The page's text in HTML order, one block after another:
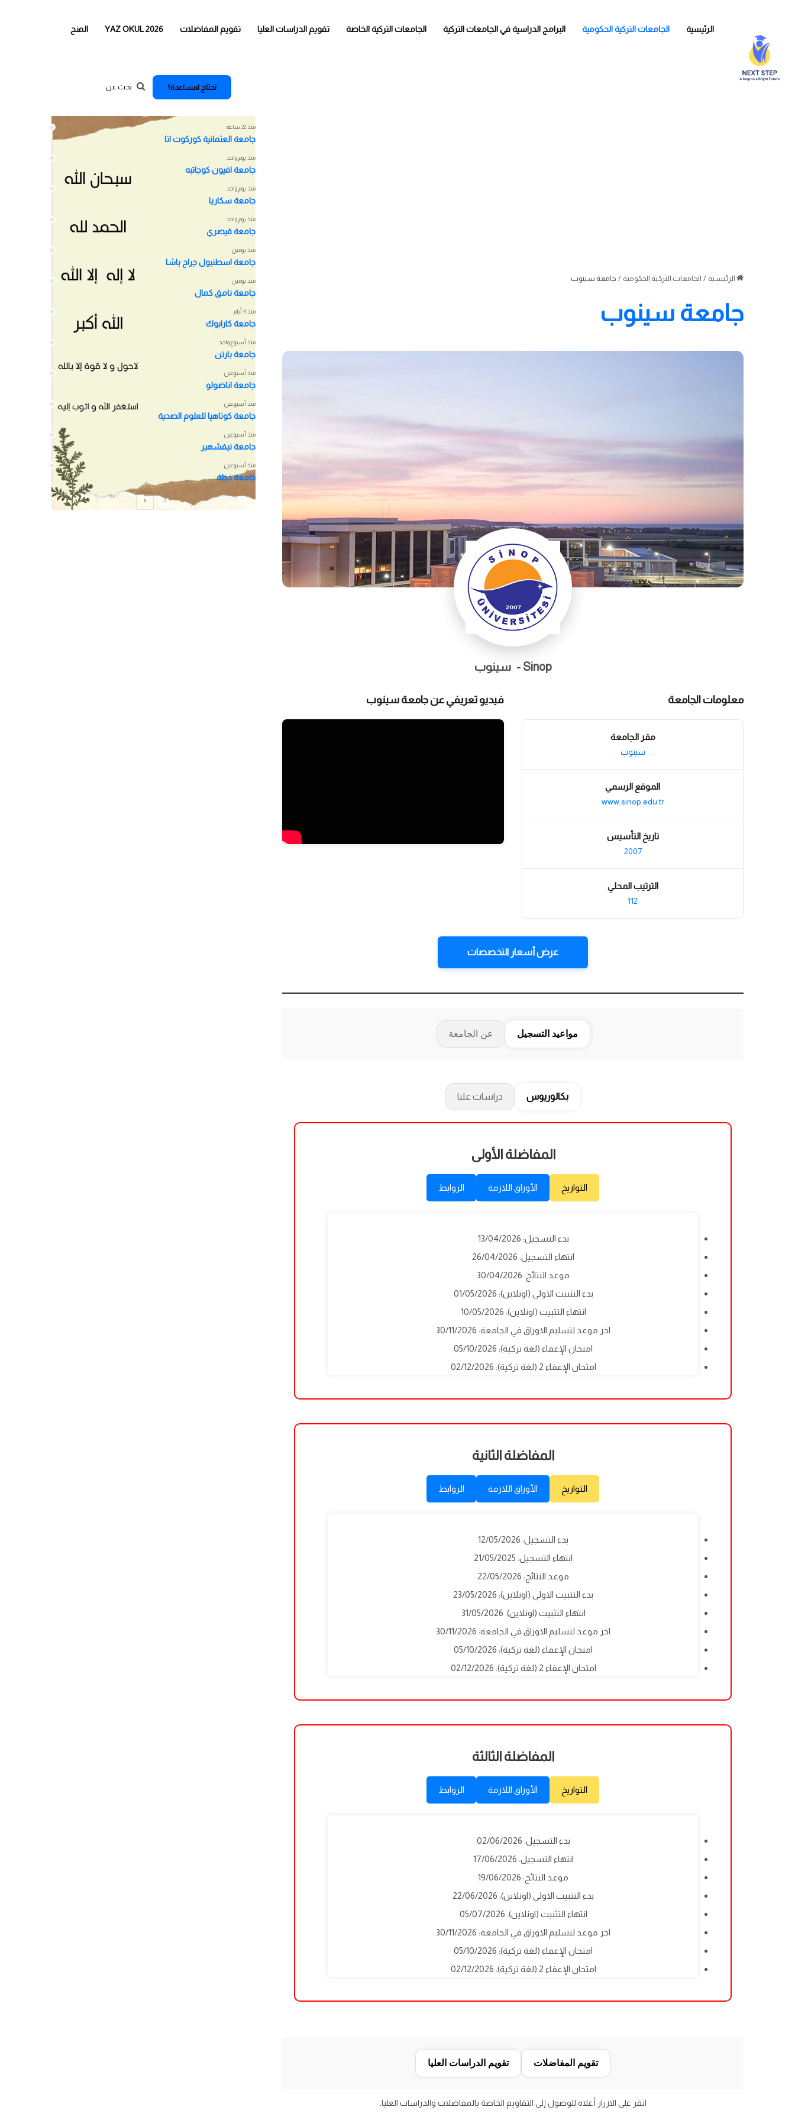
الرئيسية الجامعات التركية الحكومية البرامج الدراسية في الجامعات التركية الجامعات التركية الخاصة تقويم الدراسات العليا تقويم المفاضلات YAZ OKUL 2026 المنح
تحتاج لمساعدة؟
الرئيسية / الجامعات التركية الحكومية / جامعة سينوب
جامعة سينوب
Sinop - سينوب
معلومات الجامعة
مقر الجامعة
سينوب
الموقع الرسمي
www.sinop.edu.tr
تاريخ التأسيس
2007
الترتيب المحلي
112
فيديو تعريفي عن جامعة سينوب
عرض أسعار التخصصات
مواعيد التسجيل عن الجامعة
بكالوريوس دراسات عليا
المفاضلة الأولى
التواريخ الأوراق اللازمة الروابط
بدء التسجيل: 13/04/2026
انتهاء التسجيل: 26/04/2026
موعد النتائج: 30/04/2026
بدء التثبيت الاولي (اونلاين): 01/05/2026
انتهاء التثبيت (اونلاين): 10/05/2026
اخر موعد لتسليم الاوراق في الجامعة: 30/11/2026
امتحان الإعفاء (لغة تركية): 05/10/2026
امتحان الإعفاء 2 (لغة تركية): 02/12/2026
المفاضلة الثانية
التواريخ الأوراق اللازمة الروابط
بدء التسجيل: 12/05/2026
انتهاء التسجيل: 21/05/2025
موعد النتائج: 22/05/2026
بدء التثبيت الاولي (اونلاين): 23/05/2026
انتهاء التثبيت (اونلاين): 31/05/2026
اخر موعد لتسليم الاوراق في الجامعة: 30/11/2026
امتحان الإعفاء (لغة تركية): 05/10/2026
امتحان الإعفاء 2 (لغة تركية): 02/12/2026
المفاضلة الثالثة
التواريخ الأوراق اللازمة الروابط
بدء التسجيل: 02/06/2026
انتهاء التسجيل: 17/06/2026
موعد النتائج: 19/06/2026
بدء التثبيت الاولي (اونلاين): 22/06/2026
انتهاء التثبيت (اونلاين): 05/07/2026
اخر موعد لتسليم الاوراق في الجامعة: 30/11/2026
امتحان الإعفاء (لغة تركية): 05/10/2026
امتحان الإعفاء 2 (لغة تركية): 02/12/2026
تقويم المفاضلات تقويم الدراسات العليا
انقر على الازرار أعلاه للوصول إلى التقاويم الخاصة بالمفاضلات والدراسات العليا.
اخر الاخبار
منذ 22 ساعة
جامعة العثمانية كوركوت اتا
منذ يوم واحد
جامعة افيون كوجاتبه
منذ يوم واحد
جامعة سكاريا
منذ يوم واحد
جامعة قيصري
منذ يومين
جامعة اسطنبول جراح باشا
منذ يومين
جامعة نامق كمال
منذ 4 أيام
جامعة كارابوك
منذ أسبوع واحد
جامعة بارتن
منذ أسبوعين
جامعة اناضولو
منذ أسبوعين
جامعة كوتاهيا للعلوم الصحية
منذ أسبوعين
جامعة نيفشهير
منذ أسبوعين
جامعة دجلة